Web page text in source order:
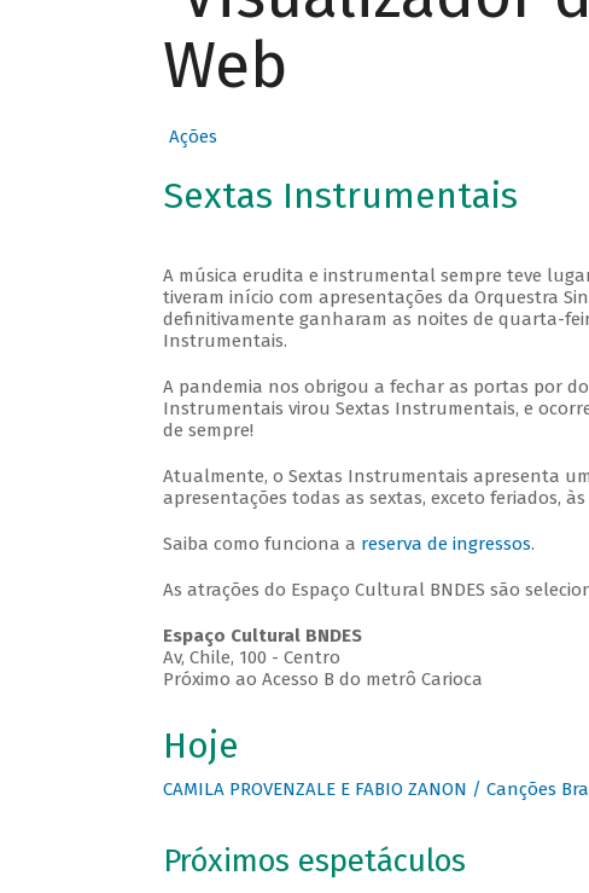
Web
Ações
Sextas Instrumentais
A música erudita e instrumental sempre teve
tiveram início com apresentações da Orquestra
definitivamente ganharam as noites de quarta-
Instrumentais.
A pandemia nos obrigou a fechar as portas por
Instrumentais virou Sextas Instrumentais, e
de sempre!
Atualmente, o Sextas Instrumentais apresenta
apresentações todas as sextas, exceto feriados, às
Saiba como funciona a reserva de ingressos.
As atrações do Espaço Cultural BNDES são
Espaço Cultural BNDES
Av, Chile, 100 - Centro
Próximo ao Acesso B do metrô Carioca
Hoje
CAMILA PROVENZALE E FABIO ZANON / Canções
Próximos espetáculos